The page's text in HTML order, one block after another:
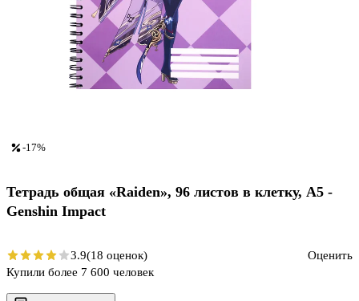
-17%
Тетрадь общая «Raiden», 96 листов в клетку, А5 -
Genshin Impact
3.9(18 оценок)
Оценить
Купили более 7 600 человек